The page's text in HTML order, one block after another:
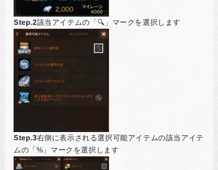
Step.2該当アイテムの「🔍」マークを選択します
Step.3右側に表示される選択可能アイテムの該当アイテ
ムの「%」マークを選択します